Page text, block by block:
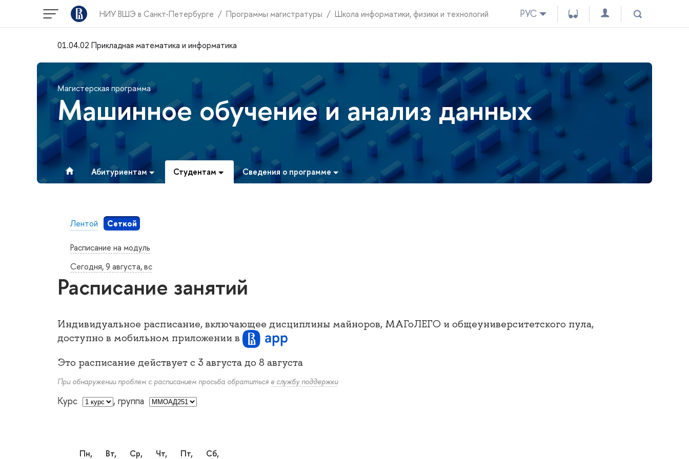
НИУ ВШЭ в Санкт-Петербурге Программы магистратуры Школа информатики, физики и технологий РУС
01.04.02 Прикладная математика и информатика
Магистерская программа
Машинное обучение и анализ данных
Абитуриентам Студентам Сведения о программе
Лентой Сеткой
Расписание на модуль
Сегодня, 9 августа, вс
Расписание занятий
Индивидуальное расписание, включающее дисциплины майноров, МАГоЛЕГО и общеуниверситетского пула,
доступно в мобильном приложении в
Это расписание действует с 3 августадо 8 августа
При обнаружении проблем с расписанием просьба обратиться в службу поддержки
Курс , группа
пн,
вт,
ср,
чт,
пт,
сб,